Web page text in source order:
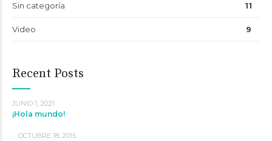
Sin categoría 11
Video 9
Recent Posts
JUNIO 1, 2021
¡Hola mundo!
OCTUBRE 18, 2015